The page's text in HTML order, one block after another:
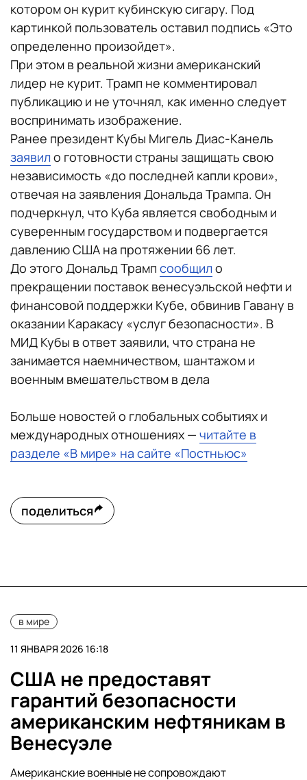
котором он курит кубинскую сигару. Под
картинкой пользователь оставил подпись «Это
определенно произойдет».
При этом в реальной жизни американский
лидер не курит. Трамп не комментировал
публикацию и не уточнял, как именно следует
воспринимать изображение.
Ранее президент Кубы Мигель Диас-Канель
заявило готовности страны защищать свою
независимость «до последней капли крови»,
отвечая на заявления Дональда Трампа. Он
подчеркнул, что Куба является свободным и
суверенным государством и подвергается
давлению США на протяжении 66 лет.
До этого Дональд Трамп сообщило
прекращении поставок венесуэльской нефти и
финансовой поддержки Кубе, обвинив Гавану в
оказании Каракасу «услуг безопасности». В
МИД Кубы в ответ заявили, что страна не
занимается наемничеством, шантажом и
военным вмешательством в дела
Больше новостей о глобальных событиях и
международных отношениях — читайте в
разделе «В мире» на сайте «Постньюс»
поделиться
в мире
11 ЯНВАРЯ 2026 16:18
США не предоставят
гарантий безопасности
американским нефтяникам в
Венесуэле
Американские военные не сопровождают